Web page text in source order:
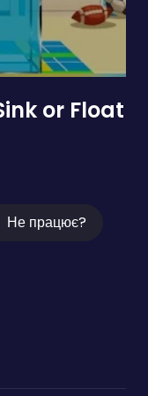
or Float
Не працює?